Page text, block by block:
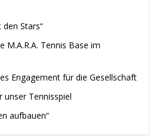
Stars“
M.A.R.A. Tennis Base im
Engagement für die Gesellschaft
unser Tennisspiel
aufbauen“